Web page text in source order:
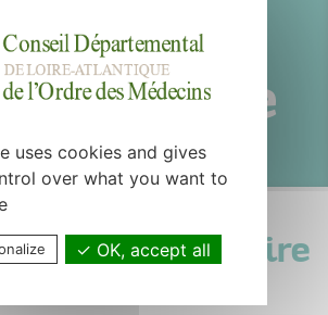
Nazaire
- Saint-Nazaire
uses cookies and gives
over what you want to
OK, accept all